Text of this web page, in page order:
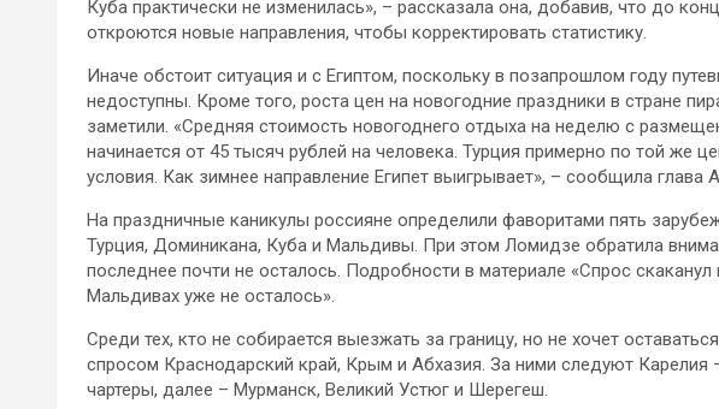
Куба практически не изменилась», – рассказала она, добавив, что до
откроются новые направления, чтобы корректировать статистику.
Иначе обстоит ситуация и с Египтом, поскольку в позапрошлом году
недоступны. Кроме того, роста цен на новогодние праздники в стране
заметили. «Средняя стоимость новогоднего отдыха на неделю с
начинается от 45 тысяч рублей на человека. Турция примерно по той же
условия. Как зимнее направление Египет выигрывает», – сообщила глава
На праздничные каникулы россияне определили фаворитами пять
Турция, Доминикана, Куба и Мальдивы. При этом Ломидзе обратила
последнее почти не осталось. Подробности в материале «Спрос скаканул
Мальдивах уже не осталось».
Среди тех, кто не собирается выезжать за границу, но не хочет
спросом Краснодарский край, Крым и Абхазия. За ними следуют Карелия
чартеры, далее – Мурманск, Великий Устюг и Шерегеш.